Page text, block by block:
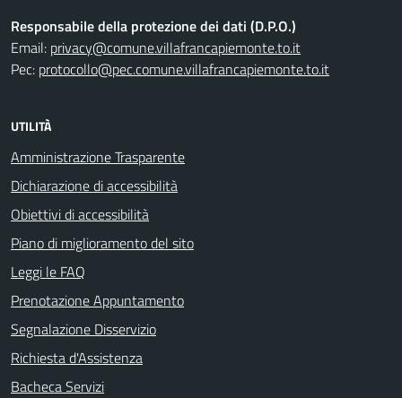
Responsabile della protezione dei dati (D.P.O.)
Email: privacy@comune.villafrancapiemonte.to.it
Pec: protocollo@pec.comune.villafrancapiemonte.to.it
UTILITÀ
Amministrazione Trasparente
Dichiarazione di accessibilità
Obiettivi di accessibilità
Piano di miglioramento del sito
Leggi le FAQ
Prenotazione Appuntamento
Segnalazione Disservizio
Richiesta d'Assistenza
Bacheca Servizi